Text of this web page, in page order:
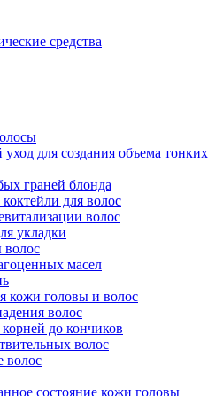
средства
для создания объема тонких
граней блонда
для волос
волос
укладки
волос
масел
кожи головы и волос
волос
до кончиков
волос
волос
состояние кожи головы